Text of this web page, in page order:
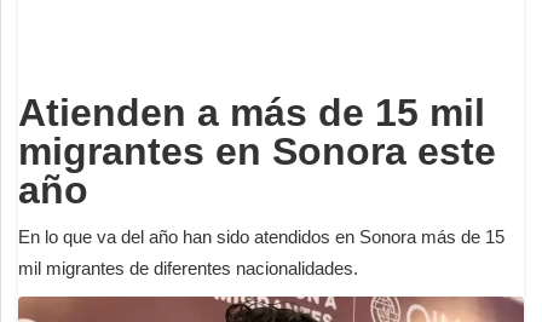
Atienden a más de 15 mil
migrantes en Sonora este
año
En lo que va del año han sido atendidos en Sonora más de 15
mil migrantes de diferentes nacionalidades.